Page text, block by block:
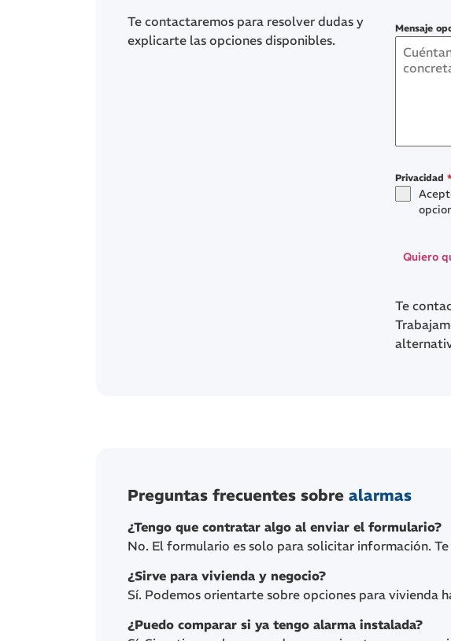
Te contactaremos para resolver dudas y
explicarte las opciones disponibles.
Mensaje
Privacidad *
Quiero
Te
Preguntas frecuentes sobre alarmas
¿Tengo que contratar algo al enviar el formulario?
No. El formulario es solo para solicitar información.
¿Sirve para vivienda y negocio?
Sí. Podemos orientarte sobre opciones para vivienda
¿Puedo comparar si ya tengo alarma instalada?